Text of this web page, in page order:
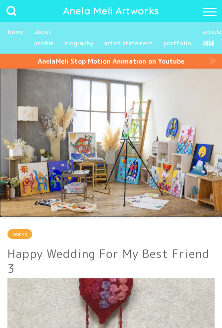
Anela Meli Artworks
home
about
profile
biography artist statement portfolio
刺繍
AnelaMeli Stop Motion Animation on Youtube
works
Happy Wedding For My Best Friend
3